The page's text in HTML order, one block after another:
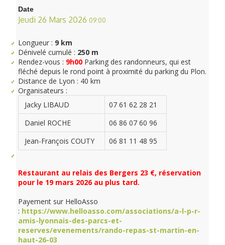
Date
Jeudi 26 Mars 2026 09:00
Longueur : 9 km
Dénivelé cumulé : 250 m
Rendez-vous : 9h00 Parking des randonneurs, qui est
fléché depuis le rond point à proximité du parking du Plon.
Distance de Lyon : 40 km
Organisateurs :
Jacky LIBAUD
07 61 62 28 21
Daniel ROCHE
06 86 07 60 96
Jean-François COUTY
06 81 11 48 95
Restaurant au relais des Bergers 23 €, réservation
pour le 19 mars 2026 au plus tard.
Payement sur HelloAsso
: https://www.helloasso.com/associations/a-l-p-r-
amis-lyonnais-des-parcs-et-
reserves/evenements/rando-repas-st-martin-en-
haut-26-03